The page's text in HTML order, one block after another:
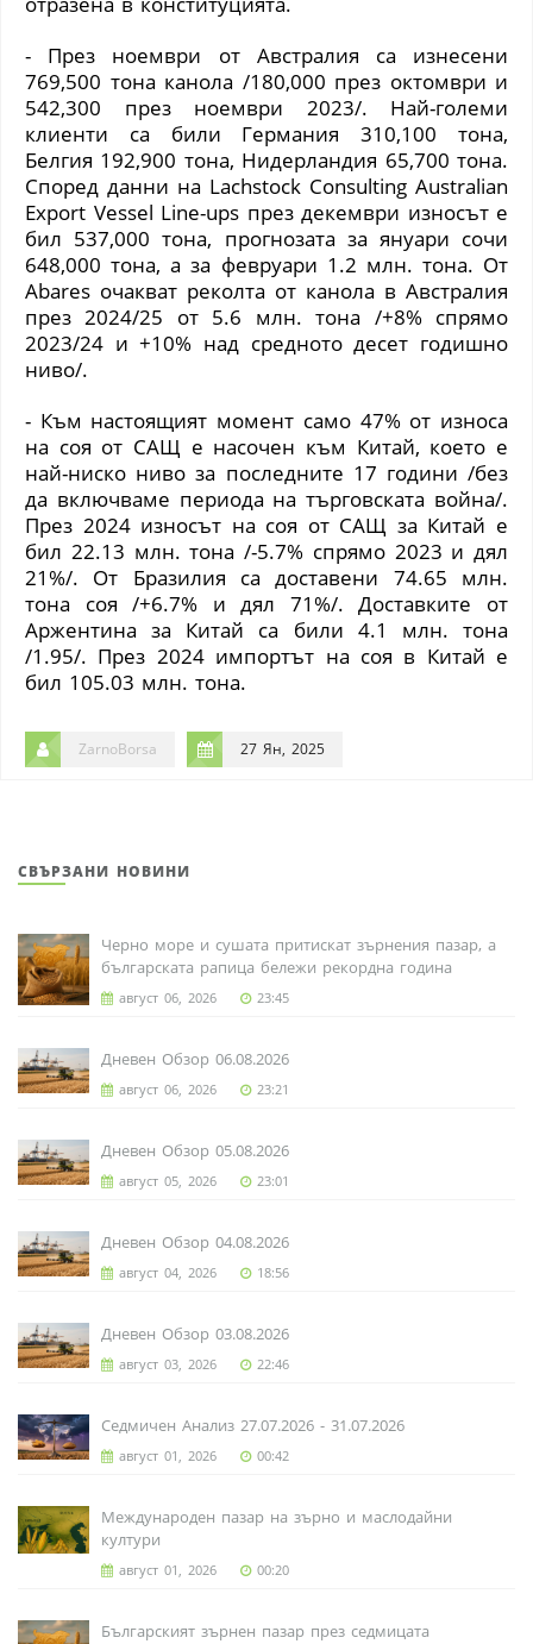
- През ноември от Австралия са изнесени
769,500 тона канола /180,000 през октомври и
542,300 през ноември 2023/. Най-големи
клиенти са били Германия 310,100 тона,
Белгия 192,900 тона, Нидерландия 65,700 тона.
Според данни на Lachstock Consulting Australian
Export Vessel Line-ups през декември износът е
бил 537,000 тона, прогнозата за януари сочи
648,000 тона, а за февруари 1.2 млн. тона. От
Abares очакват реколта от канола в Австралия
през 2024/25 от 5.6 млн. тона /+8% спрямо
2023/24 и +10% над средното десет годишно
ниво/.
- Към настоящият момент само 47% от износа
на соя от САЩ е насочен към Китай, което е
най-ниско ниво за последните 17 години /без
да включваме периода на търговската война/.
През 2024 износът на соя от САЩ за Китай е
бил 22.13 млн. тона /-5.7% спрямо 2023 и дял
21%/. От Бразилия са доставени 74.65 млн.
тона соя /+6.7% и дял 71%/. Доставките от
Аржентина за Китай са били 4.1 млн. тона
/1.95/. През 2024 импортът на соя в Китай е
бил 105.03 млн. тона.
ZarnoBorsa 27 Ян, 2025
СВЪРЗАНИ НОВИНИ
Черно море и сушата притискат зърнения пазар, а
българската рапица бележи рекордна година
август 06, 2026 23:45
Дневен Обзор 06.08.2026
август 06, 2026 23:21
Дневен Обзор 05.08.2026
август 05, 2026 23:01
Дневен Обзор 04.08.2026
август 04, 2026 18:56
Дневен Обзор 03.08.2026
август 03, 2026 22:46
Седмичен Анализ 27.07.2026 - 31.07.2026
август 01, 2026 00:42
Международен пазар на зърно и маслодайни
култури
август 01, 2026 00:20
Българският зърнен пазар през седмицата